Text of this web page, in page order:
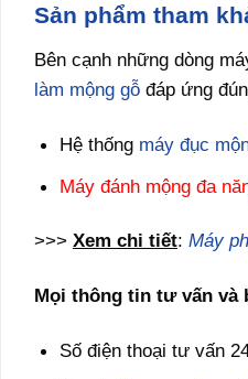
Sản phẩm tham
Bên cạnh những dòng
làm mộng gỗ đáp ứng
Hệ thống máy đục
Máy đánh mộng đa
>>> Xem chi tiết: Máy
Mọi thông tin tư vấn và
Số điện thoại tư vấn